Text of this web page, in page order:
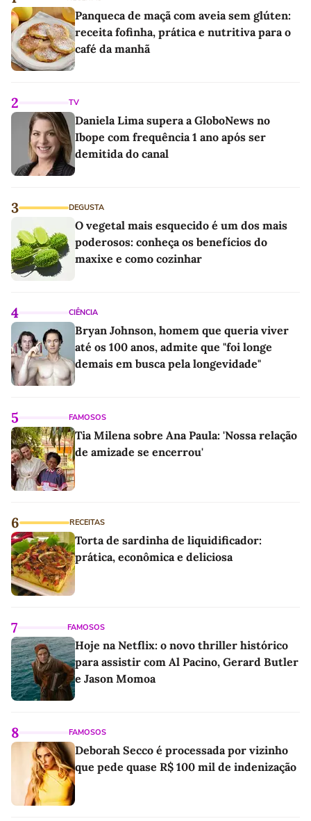
Panqueca de maçã com aveia sem glúten:
receita fofinha, prática e nutritiva para o
café da manhã
2 TV
Daniela Lima supera a GloboNews no
Ibope com frequência 1 ano após ser
demitida do canal
3 DEGUSTA
O vegetal mais esquecido é um dos mais
poderosos: conheça os benefícios do
maxixe e como cozinhar
4 CIÊNCIA
Bryan Johnson, homem que queria viver
até os 100 anos, admite que "foi longe
demais em busca pela longevidade"
5 FAMOSOS
Tia Milena sobre Ana Paula: 'Nossa relação
de amizade se encerrou'
6 RECEITAS
Torta de sardinha de liquidificador:
prática, econômica e deliciosa
7 FAMOSOS
Hoje na Netflix: o novo thriller histórico
para assistir com Al Pacino, Gerard Butler
e Jason Momoa
8 FAMOSOS
Deborah Secco é processada por vizinho
que pede quase R$ 100 mil de indenização